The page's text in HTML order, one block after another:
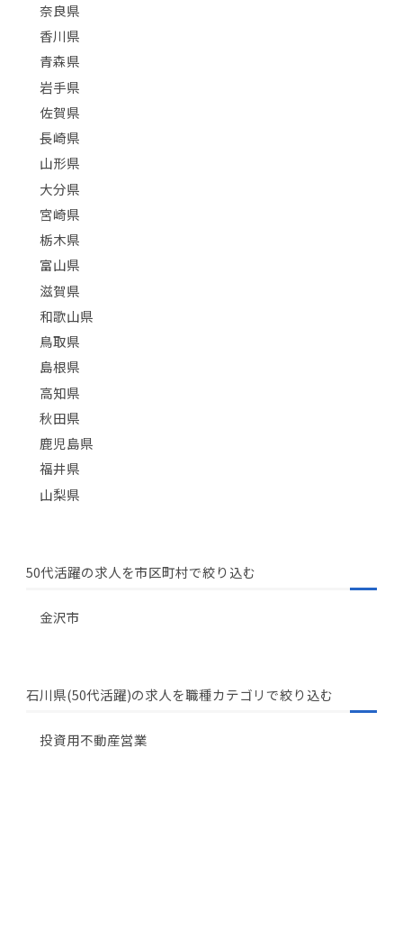
奈良県
香川県
青森県
岩手県
佐賀県
長崎県
山形県
大分県
宮崎県
栃木県
富山県
滋賀県
和歌山県
鳥取県
島根県
高知県
秋田県
鹿児島県
福井県
山梨県
50代活躍の求人を市区町村で絞り込む
金沢市
石川県(50代活躍)の求人を職種カテゴリで絞り込む
投資用不動産営業